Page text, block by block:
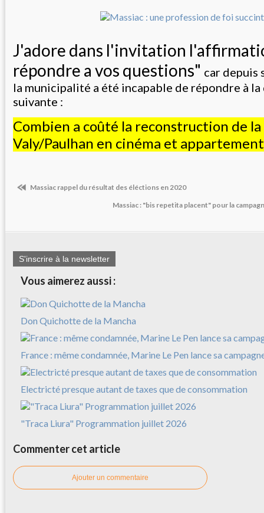
J'adore dans l'invitation
répondre a vos questions" car depuis
la municipalité a été incapable de répondre à
suivante :
Combien a coûté la reconstruction de la
Valy/Paulhan en cinéma et
Massiac rappel du résultat des éléctions en 2020
Massiac : "bis repetita placent" pour la
S'inscrire à la newsletter
Vous aimerez aussi :
Don Quichotte de la Mancha
France : même condamnée, Marine Le Pen lance sa
Electricté presque autant de taxes que de consommation
"Traca Liura" Programmation juillet 2026
Commenter cet article
Ajouter un commentaire